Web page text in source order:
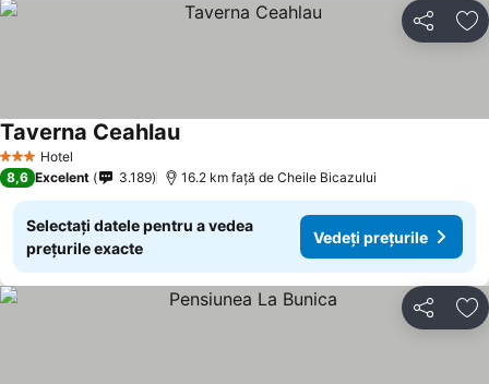
Distribuiți
3 SteleHotel
Taverna CeahlauVedeți prețurile
8,6 Excelent 3.189 16.2 km faţă de Cheile Bicazului
Selectați datele pentru a vedea
prețurile exacte
Vedeți prețurile
Distribuiți